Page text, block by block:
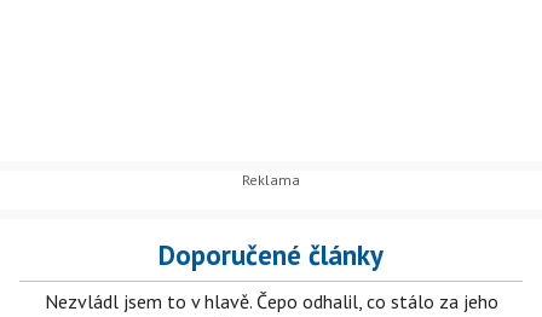
Doporučené články
Nezvládl jsem to v hlavě. Čepo odhalil, co stálo za jeho